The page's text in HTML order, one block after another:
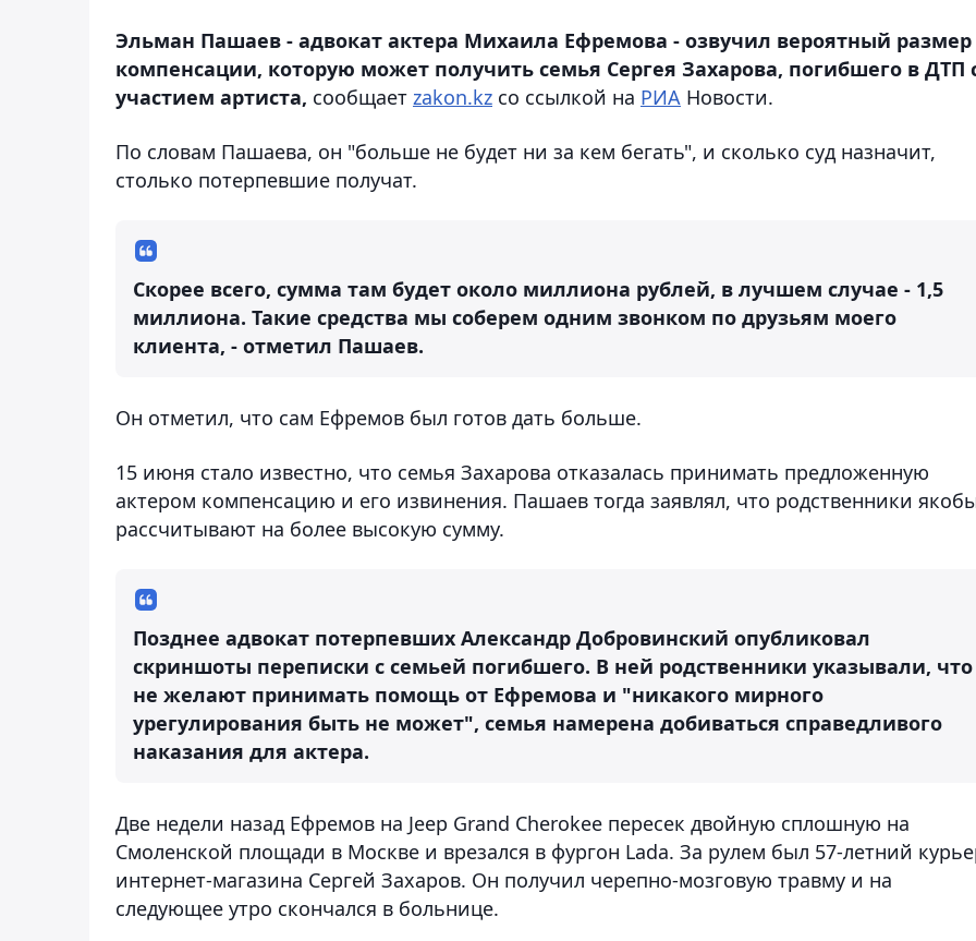
Эльман Пашаев - адвокат актера Михаила Ефремова - озвучил вероятный размер
компенсации, которую может получить семья Сергея Захарова, погибшего в ДТП
участием артиста, сообщает zakon.kz со ссылкой на РИА Новости.
По словам Пашаева, он "больше не будет ни за кем бегать", и сколько суд назначит,
столько потерпевшие получат.
Скорее всего, сумма там будет около миллиона рублей, в лучшем случае - 1,5
миллиона. Такие средства мы соберем одним звонком по друзьям моего
клиента, - отметил Пашаев.
Он отметил, что сам Ефремов был готов дать больше.
15 июня стало известно, что семья Захарова отказалась принимать предложенную
актером компенсацию и его извинения. Пашаев тогда заявлял, что родственники
рассчитывают на более высокую сумму.
Позднее адвокат потерпевших Александр Добровинский опубликовал
скриншоты переписки с семьей погибшего. В ней родственники указывали, что
не желают принимать помощь от Ефремова и "никакого мирного
урегулирования быть не может", семья намерена добиваться справедливого
наказания для актера.
Две недели назад Ефремов на Jeep Grand Cherokee пересек двойную сплошную на
Смоленской площади в Москве и врезался в фургон Lada. За рулем был 57-летний
интернет-магазина Сергей Захаров. Он получил черепно-мозговую травму и на
следующее утро скончался в больнице.